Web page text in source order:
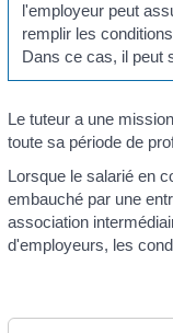
l'employeur peut
remplir les
Dans ce cas, il peut
Le tuteur a une
toute sa période de
Lorsque le salarié en
embauché par une
association
d'employeurs, les